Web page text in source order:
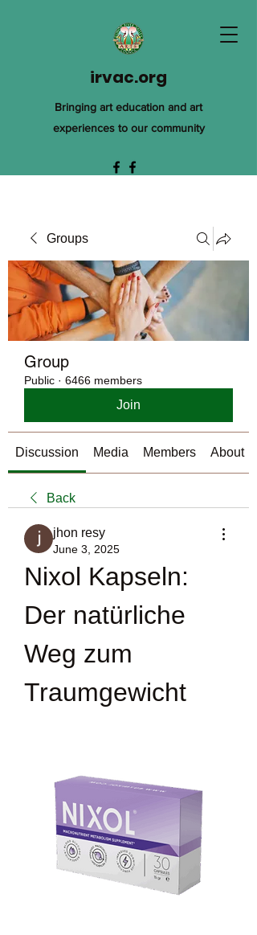
irvac.org
Bringing art education and art
experiences to our community
Groups
Group
Public · 6466 members
Join
Discussion Media Members About
Back
jhon resy
June 3, 2025
Nixol Kapseln:
Der natürliche
Weg zum
Traumgewicht